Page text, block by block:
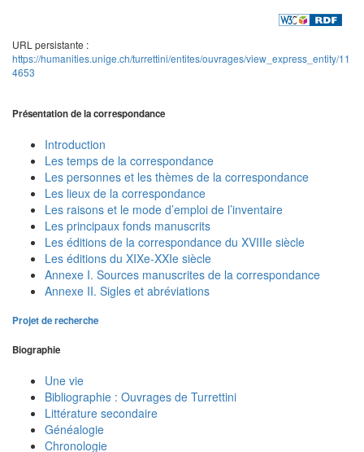
URL persistante :
https://humanities.unige.ch/turrettini/entites/ouvrages/view_express_entity/11
4653
Présentation de la correspondance
Introduction
Les temps de la correspondance
Les personnes et les thèmes de la correspondance
Les lieux de la correspondance
Les raisons et le mode d’emploi de l’inventaire
Les principaux fonds manuscrits
Les éditions de la correspondance du XVIIIe siècle
Les éditions du XIXe-XXIe siècle
Annexe I. Sources manuscrites de la correspondance
Annexe II. Sigles et abréviations
Projet de recherche
Biographie
Une vie
Bibliographie : Ouvrages de Turrettini
Littérature secondaire
Généalogie
Chronologie